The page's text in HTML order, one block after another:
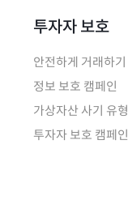
투자자 보호
안전하게 거래하기
정보 보호 캠페인
가상자산 사기 유형
투자자 보호 캠페인